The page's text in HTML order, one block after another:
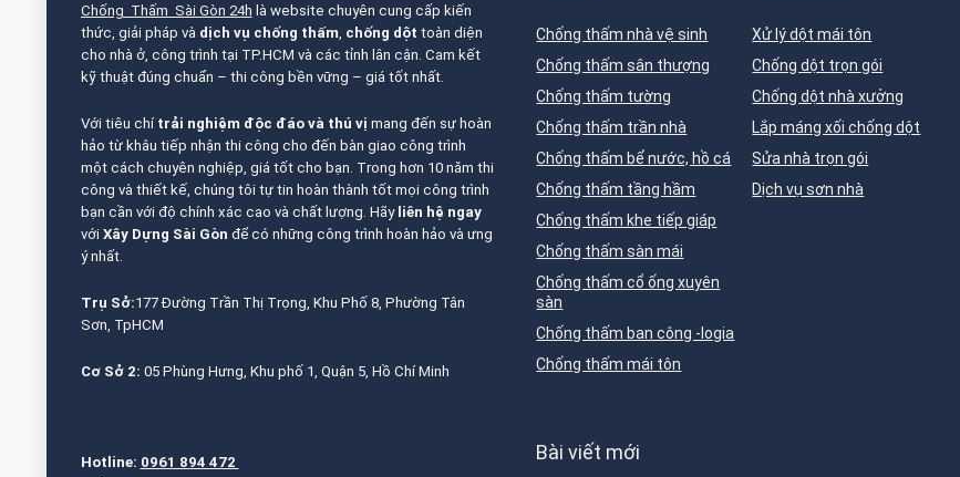
Chống Thấm Sài Gòn 24h là website chuyên cung cấp kiến
thức, giải pháp và dịch vụ chống thấm, chống dột toàn diện
cho nhà ở, công trình tại TP.HCM và các tỉnh lân cận. Cam kết
kỹ thuật đúng chuẩn – thi công bền vững – giá tốt nhất.
Với tiêu chí trải nghiệm độc đáo và thú vị mang đến sự hoàn
hảo từ khâu tiếp nhận thi công cho đến bàn giao công trình
một cách chuyên nghiệp, giá tốt cho bạn. Trong hơn 10 năm thi
công và thiết kế, chúng tôi tự tin hoàn thành tốt mọi công trình
bạn cần với độ chính xác cao và chất lượng. Hãy liên hệ ngay
với Xây Dựng Sài Gòn để có những công trình hoàn hảo và ưng
ý nhất.
Trụ Sở:177 Đường Trần Thị Trọng, Khu Phố 8, Phường Tân
Sơn, TpHCM
Cơ Sở 2: 05 Phùng Hưng, Khu phố 1, Quận 5, Hồ Chí Minh
Hotline: 0961 894 472
Chống thấm nhà vệ sinh
Chống thấm sân thượng
Chống thấm tường
Chống thấm trần nhà
Chống thấm bể nước, hồ cá
Chống thấm tầng hầm
Chống thấm khe tiếp giáp
Chống thấm sàn mái
Chống thấm cổ ống xuyên
sàn
Chống thấm ban công -logia
Chống thấm mái tôn
Xử lý dột mái tôn
Chống dột trọn gói
Chống dột nhà xưởng
Lắp máng xối chống dột
Sửa nhà trọn gói
Dịch vụ sơn nhà
Bài viết mới